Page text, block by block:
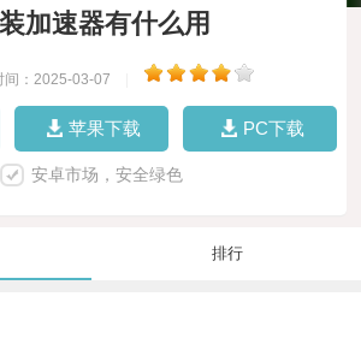
加速器有什么用
间：2025-03-07
苹果下载 PC下载
安卓市场，安全绿色
排行